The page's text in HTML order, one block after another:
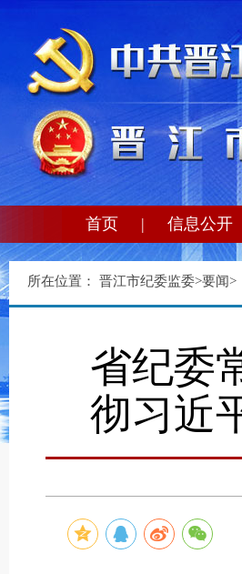
首页 | 信息公开
所在位置： 晋江市纪委监委>要闻>
省纪委
彻习近